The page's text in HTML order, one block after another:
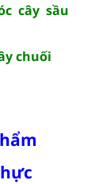
cây sầu
chuối